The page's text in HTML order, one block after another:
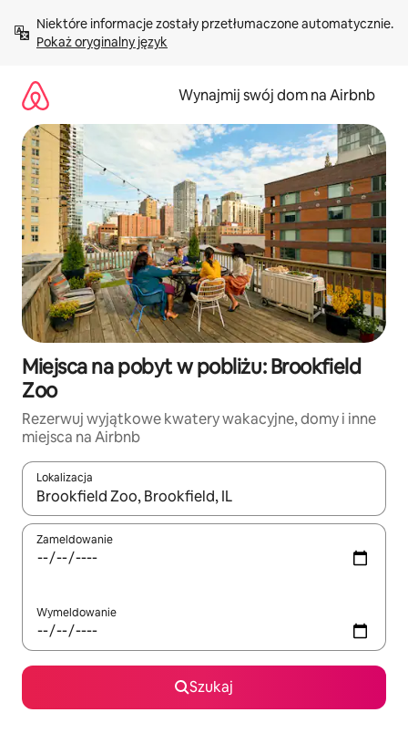
treści Pokaż oryginalny język
Wynajmij swój dom na Airbnb
Miejsca na pobyt w pobliżu: Brookfield
Zoo
Rezerwuj wyjątkowe kwatery wakacyjne, domy i inne
miejsca na Airbnb
Lokalizacja
Gdy wyniki będą dostępne, możesz poruszać się po nich za
Zameldowanie
Wymeldowanie
Szukaj